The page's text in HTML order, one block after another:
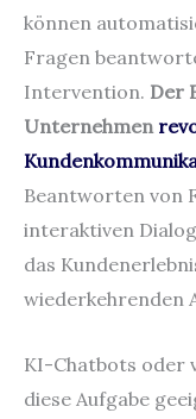
können
Fragen
Intervention. Der
Unternehmen
Beantworten von
interaktiven
das
wiederkehrenden
KI-Chatbots oder
diese Aufgabe